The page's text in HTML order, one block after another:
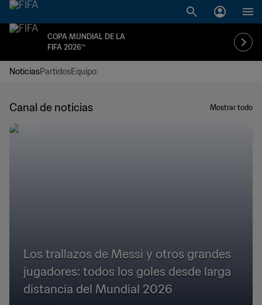
COPA MUNDIAL DE LA
FIFA 2026™
NoticiasPartidosEquipo
Canal de noticias Mostrar todo
Los trallazos de Messi y otros grandes
jugadores: todos los goles desde larga
distancia del Mundial 2026